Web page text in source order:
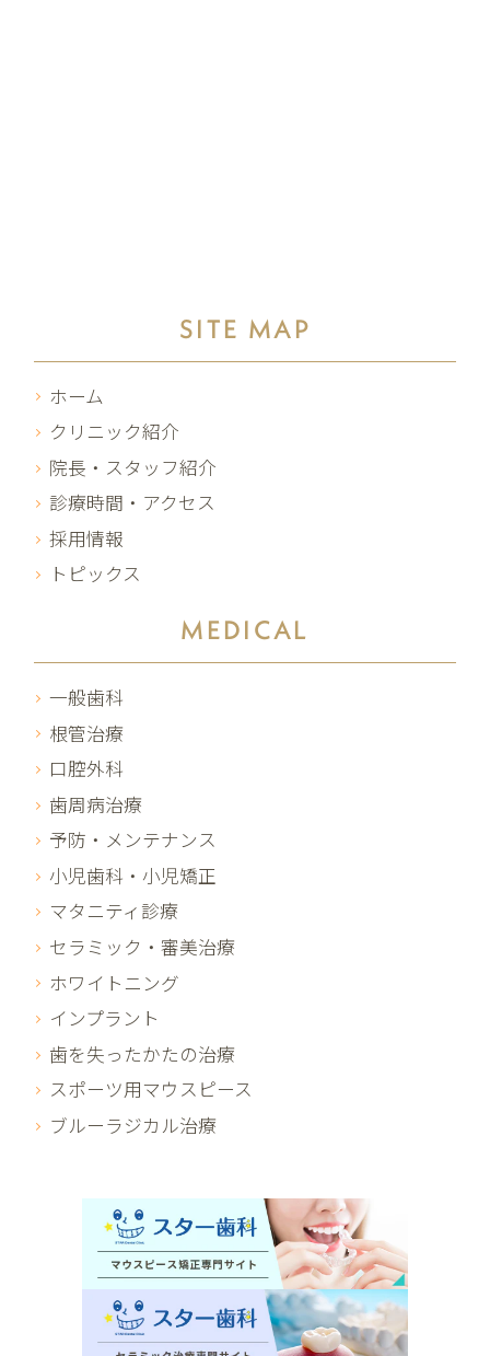
SITE MAP
ホーム
クリニック紹介
院長・スタッフ紹介
診療時間・アクセス
採用情報
トピックス
MEDICAL
一般歯科
根管治療
口腔外科
歯周病治療
予防・メンテナンス
小児歯科・小児矯正
マタニティ診療
セラミック・審美治療
ホワイトニング
インプラント
歯を失ったかたの治療
スポーツ用マウスピース
ブルーラジカル治療